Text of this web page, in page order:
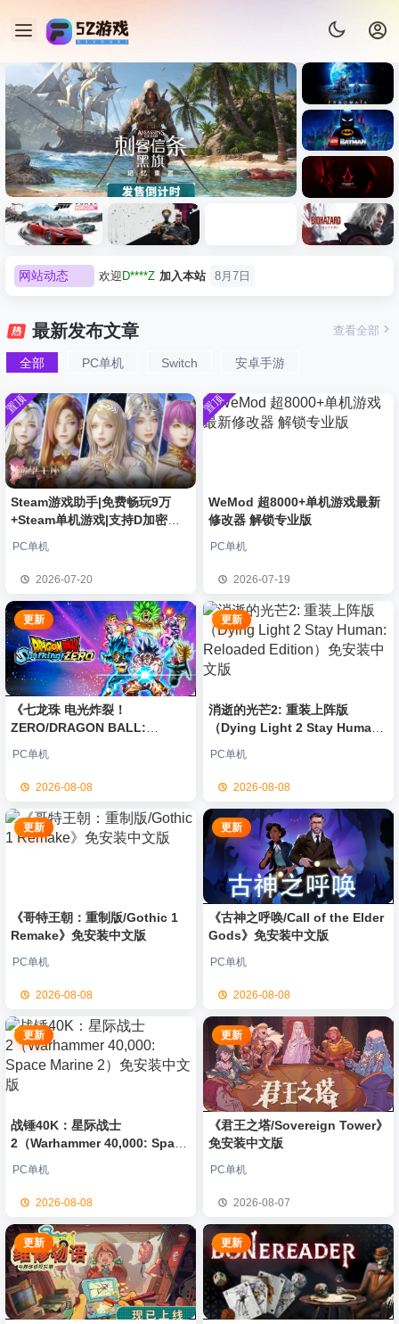
虚拟机版/Assassin’s Creed
HYPERVISOR》免安装中文
版
《识质存
在/PRAG
MATA》
免安装中
文版
《乐高蝙
蝠侠：黑
暗骑士之
Knight》
Creed
拟机
速：地平
线
6（Forza
Horizon
6）免安装
中文版
心/Atomic
Heart》免
安装中文
n Desert
SOR）免
安装中文
版
9：安魂
）免安装
中文版
网站动态 欢迎 D****Z 加入本站
8月7日
e******i
欢迎
Q*H
欢迎e******i 加入本站
8月6日
欢迎普洱 加入本站
8月6日
欢迎 0**3 加入本站
8月6日
欢迎c***s 加入本站
欢迎V****y 加入本站
欢迎j***j 加入本站
8月6日
欢迎q********6 加入本站
45分钟前
64 点积分
7小时前
最新发布文章
全部 PC单机 Switch 安卓手游
查看全部
置顶
Steam游戏助手|免费畅玩9万
+Steam单机游戏|支持D加密以
PC单机
2026-07-20
置顶
WeMod 超8000+单机游戏最新
修改器 解锁专业版
PC单机
2026-07-19
更新
《七龙珠 电光炸裂！
ZERO/DRAGON BALL:
PC单机
2026-08-08
更新
消逝的光芒2: 重装上阵版
（Dying Light 2 Stay Human:
PC单机
2026-08-08
更新
《哥特王朝：重制版/Gothic 1
Remake》免安装中文版
PC单机
2026-08-08
更新
《古神之呼唤/Call of the Elder
Gods》免安装中文版
PC单机
2026-08-08
更新
战锤40K：星际战士
2（Warhammer 40,000: Space
PC单机
2026-08-08
更新
《君王之塔/Sovereign Tower》
免安装中文版
PC单机
2026-08-07
更新 更新